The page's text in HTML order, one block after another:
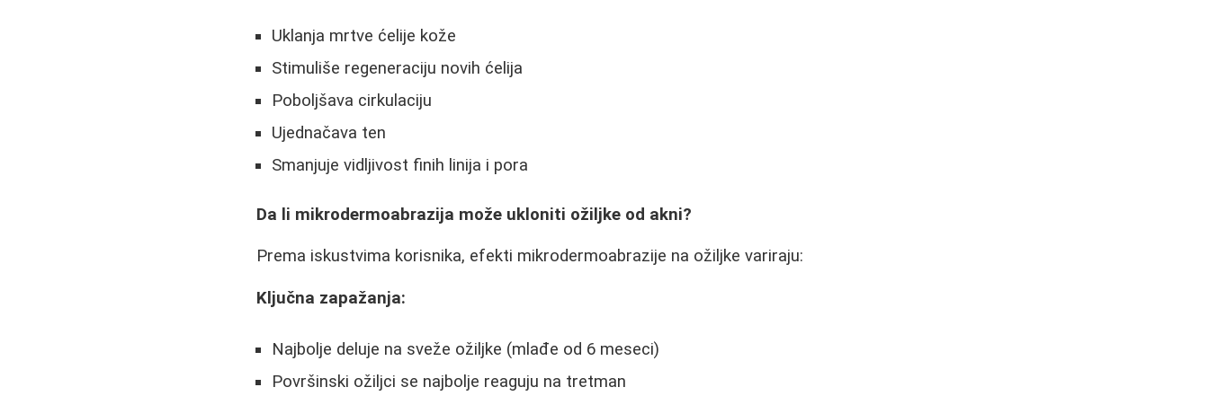
Uklanja mrtve ćelije kože
Stimuliše regeneraciju novih ćelija
Poboljšava cirkulaciju
Ujednačava ten
Smanjuje vidljivost finih linija i pora
Da li mikrodermoabrazija može ukloniti ožiljke od akni?
Prema iskustvima korisnika, efekti mikrodermoabrazije na ožiljke variraju:
Ključna zapažanja:
Najbolje deluje na sveže ožiljke (mlađe od 6 meseci)
Površinski ožiljci se najbolje reaguju na tretman